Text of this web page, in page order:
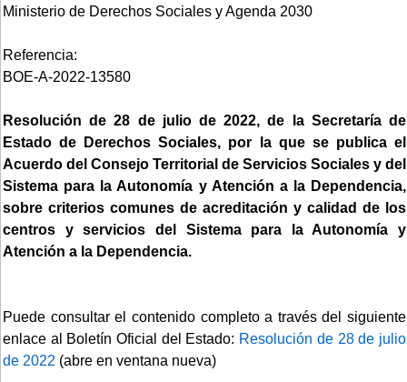
Ministerio de Derechos Sociales y Agenda 2030
Referencia:
BOE-A-2022-13580
Resolución de 28 de julio de 2022, de la Secretaría de
Estado de Derechos Sociales, por la que se publica el
Acuerdo del Consejo Territorial de Servicios Sociales y del
Sistema para la Autonomía y Atención a la Dependencia,
sobre criterios comunes de acreditación y calidad de los
centros y servicios del Sistema para la Autonomía y
Atención a la Dependencia.
Puede consultar el contenido completo a través del siguiente
enlace al Boletín Oficial del Estado: Resolución de 28 de julio
de 2022 (abre en ventana nueva)